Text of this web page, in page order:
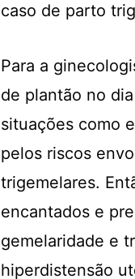
caso de parto
Para a
de plantão no
situações como
pelos riscos
trigemelares.
encantados e
gemelaridade e
hiperdistensão